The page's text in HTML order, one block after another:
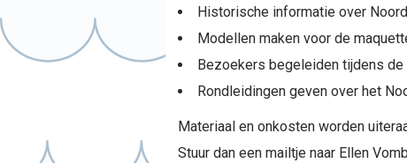
Historische informatie over
Modellen maken voor de
Bezoekers begeleiden tijdens de
Rondleidingen geven over het
Materiaal en onkosten worden
Stuur dan een mailtje naar Ellen